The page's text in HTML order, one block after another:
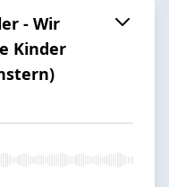
- Wir
Kinder